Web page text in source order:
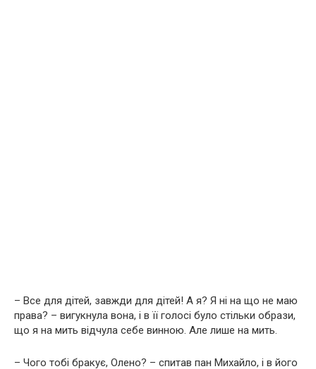
– Все для дітей, завжди для дітей! А я? Я ні на що не маю
права? – вигукнула вона, і в її голосі було стільки образи,
що я на мить відчула себе винною. Але лише на мить.
– Чого тобі бракує, Олено? – спитав пан Михайло, і в його